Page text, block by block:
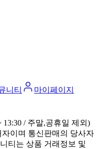
니티
마이페이지
13:30 / 주말,공휴일 제외)
이며 통신판매의 당사자
티는 상품 거래정보 및